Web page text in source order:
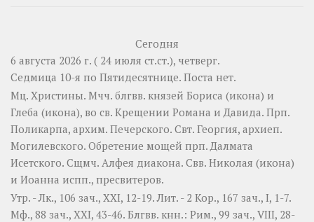
Сегодня
6 августа 2026 г. ( 24 июля ст.ст.), четверг.
Седмица 10-я по Пятидесятнице. Поста нет.
Мц. Христины. Мчч. блгвв. князей Бориса (икона) и
Глеба (икона), во св. Крещении Романа и Давида. Прп.
Поликарпа, архим. Печерского. Свт. Георгия, архиеп.
Могилевского. Обретение мощей прп. Далмата
Исетского. Сщмч. Алфея диакона. Свв. Николая (икона)
и Иоанна испп., пресвитеров.
Утр. -Лк., 106 зач., XXI, 12-19.Лит. - 2 Кор., 167 зач., I, 1-7.
Мф., 88 зач., XXI, 43-46. Блгвв. кнн.: Рим., 99 зач., VIII, 28-